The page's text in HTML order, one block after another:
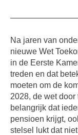
Na jaren van
nieuwe Wet
in de Eerste
treden en dat
moeten om de
2028, de wet
belangrijk dat
pensioen krijgt,
stelsel lukt dat